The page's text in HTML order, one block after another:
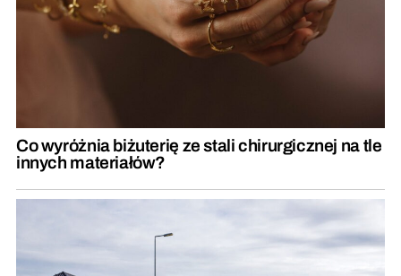
Co wyróżnia biżuterię ze stali chirurgicznej na tle
innych materiałów?